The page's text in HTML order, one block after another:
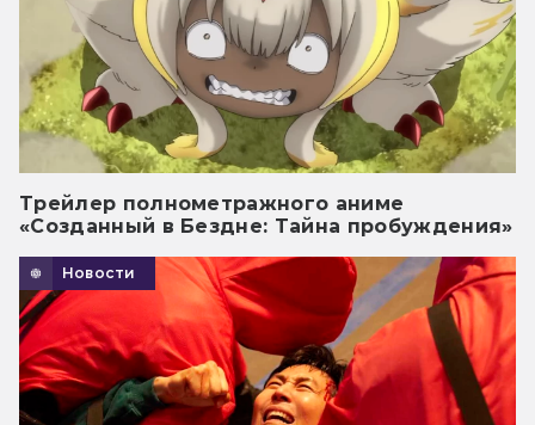
Трейлер полнометражного аниме
«Созданный в Бездне: Тайна пробуждения»
Новости